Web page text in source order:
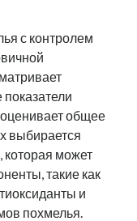
с контролем
общее
выбирается
которая может
такие как
и
похмелья.